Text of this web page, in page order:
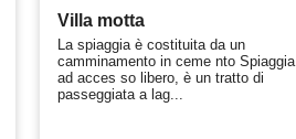
Villa motta
La spiaggia è costituita da un
camminamento in ceme nto Spiaggia
ad acces so libero, è un tratto di
passeggiata a lag...